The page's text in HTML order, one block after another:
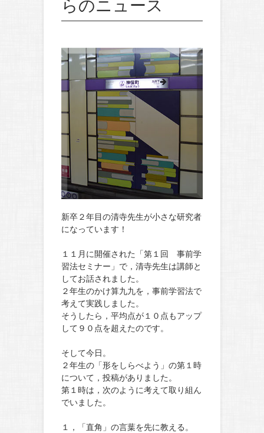
らのニュース
新卒２年目の清寺先生が小さな研究者
になっています！
１１月に開催された「第１回 事前学
習法セミナー」で，清寺先生は講師と
してお話されました。
２年生のかけ算九九を，事前学習法で
考えて実践しました。
そうしたら，平均点が１０点もアップ
して９０点を超えたのです。
そして今日。
２年生の「形をしらべよう」の第１時
について，投稿がありました。
第１時は，次のように考えて取り組ん
でいました。
１，「直角」の言葉を先に教える。